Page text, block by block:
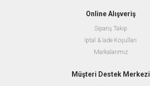
Online Alışveriş
Sipariş Takip
İptal & İade Koşulları
Markalarımız
Müşteri Destek Merkezi